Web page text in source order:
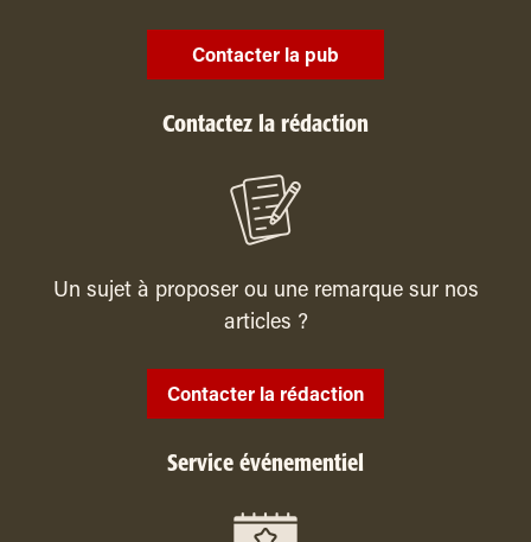
Contacter la pub
Contactez la rédaction
Un sujet à proposer ou une remarque sur nos
articles ?
Contacter la rédaction
Service événementiel